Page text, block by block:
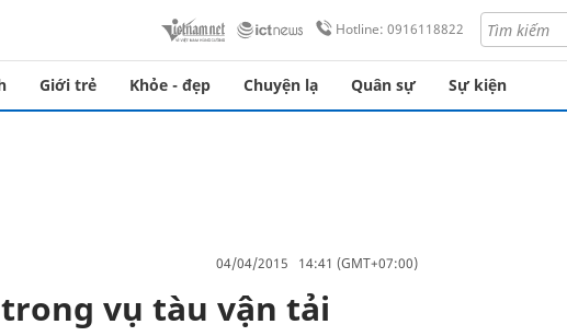
Hotline: 0916118822
Giới trẻ Khỏe - đẹp Chuyện lạ Quân sự Sự kiện
04/04/2015 14:41 (GMT+07:00)
vụ tàu vận tải